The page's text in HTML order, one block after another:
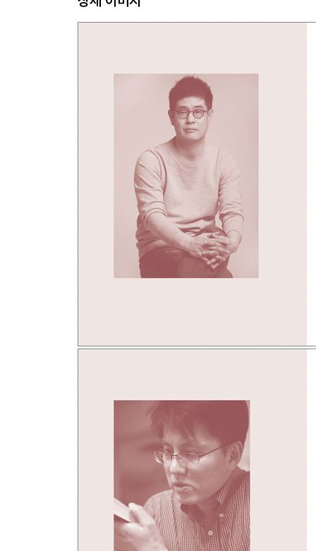
열정 중독을 강요하는 사회
포르노보다 더 포르노 같은 멜로
몸에 대한 탐구, 에로스
철학과 의학, 윤리와 신체는 한 몸이었다
운명이란 몸에 새겨진 운명의 지도다
재물과 쾌락의 야합이 부러운가
열정 강요는 폭력이다
강준만 - 감정독재의 본질, 증오
생각 없이 내지르고 보는 ‘행동편향’
한국 정당민주주의의 현실
경멸하기 전에 이해하자
정치적 쏠림이 남는 장사인 사회
증오의 소용돌이
정여울 - 끝없는 불안과 싸우는 당신을 위한 노래
악에 맞서기 위해 우리도 악해져야 하는가
우리를 희망으로 이끌었던 자들 세상이라는 거대
평범한 이들의 결코 평범하지 않은 힘, 분노